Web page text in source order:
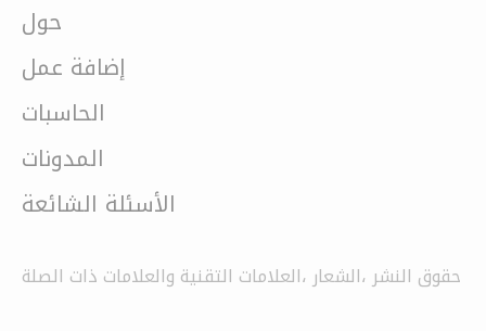
حول
إضافة عمل
الحاسبات
المدونات
الأسئلة الشائعة
حقوق النشر ،الشعار ،العلامات التقنية والعلامات ذات الصلة